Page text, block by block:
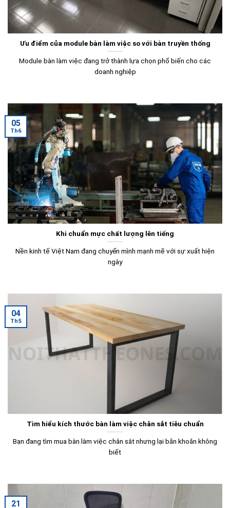
Ưu điểm của module bàn làm việc so với bàn truyền thống
Module bàn làm việc đang trở thành lựa chọn phổ biến cho các
doanh nghiệp
Khi chuẩn mực chất lượng lên tiếng
Nền kinh tế Việt Nam đang chuyển mình mạnh mẽ với sự xuất hiện
ngày
05
Th6
Tìm hiểu kích thước bàn làm việc chân sắt tiêu chuẩn
Bạn đang tìm mua bàn làm việc chân sắt nhưng lại băn khoăn không
biết
04
Th5
21